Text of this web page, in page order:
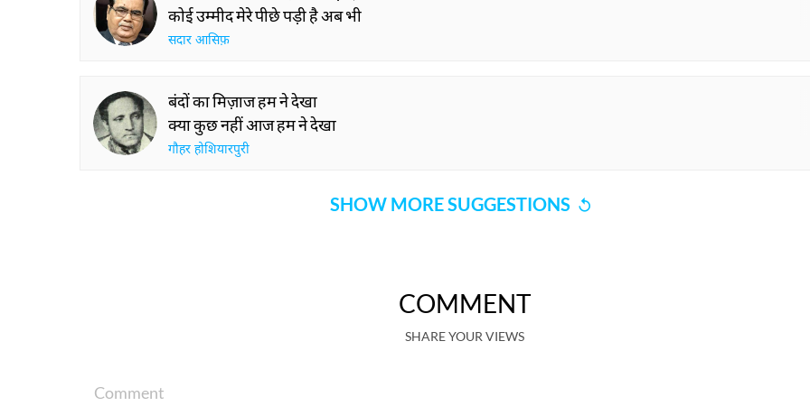
कोई उम्मीद मेरे पीछे पड़ी है अब भी
सदार आसिफ़
बंदों का मिज़ाज हम ने देखा
क्या कुछ नहीं आज हम ने देखा
गौहर होशियारपुरी
SHOW MORE SUGGESTIONS
COMMENT
SHARE YOUR VIEWS
Comment